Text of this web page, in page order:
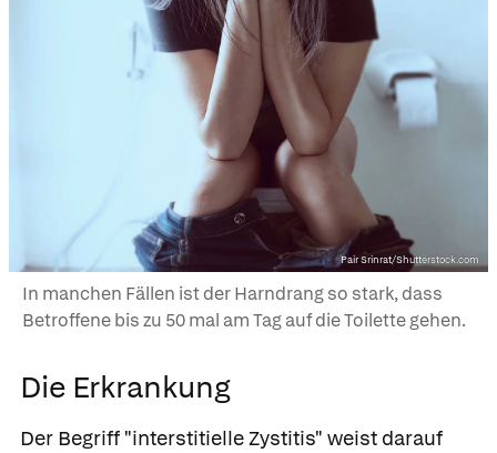
Pair Srinrat/Shutterstock.com
In manchen Fällen ist der Harndrang so stark, dass
Betroffene bis zu 50 mal am Tag auf die Toilette gehen.
Die Erkrankung
Der Begriff "interstitielle Zystitis" weist darauf